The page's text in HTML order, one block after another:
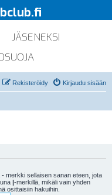
JÄSENEKSI
Kirjaudu sisään
Rekisteröidy
- merkki sellaisen sanan eteen, jota
|-merkillä, mikäli vain yhden
osittaisiin hakuihin.